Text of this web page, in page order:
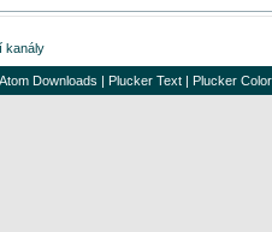
kanály
Atom Downloads | Plucker Text | Plucker Color